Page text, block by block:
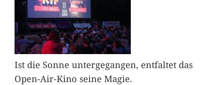
Ist die Sonne untergegangen, entfaltet das
Open-Air-Kino seine Magie.